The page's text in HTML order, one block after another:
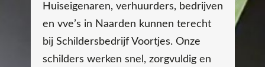
Huiseigenaren, verhuurders, bedrijven
en vve’s in Naarden kunnen terecht
bij Schildersbedrijf Voortjes. Onze
schilders werken snel, zorgvuldig en